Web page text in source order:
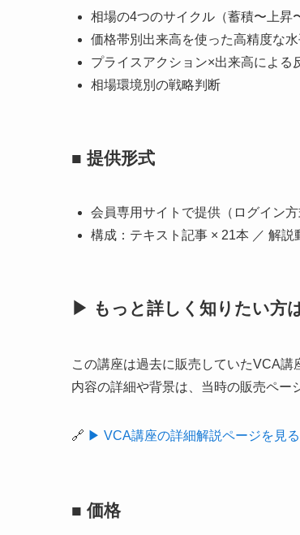
相場の4つのサイクル（蓄積〜上昇
価格帯別出来高を使った高精度な
プライスアクション×出来高による
相場環境別の戦略判断
■ 提供形式
会員専用サイトで提供（ログイン方
構成：テキスト記事 × 21本 ／ 解説
▶ もっと詳しく知りたい方
この講座は過去に販売していたVCA講
内容の詳細や背景は、当時の販売ペー
🔗 ▶ VCA講座の詳細解説ページを見る
■ 価格